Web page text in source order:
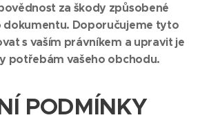
za škody způsobené
Doporučujeme tyto
s vaším právníkem a upravit je
potřebám vašeho obchodu.
PODMÍNKY